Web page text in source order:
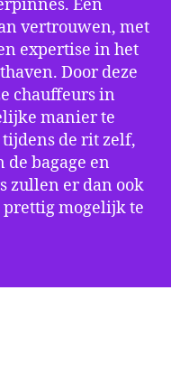
Een
vertrouwen, met
expertise in het
Door deze
chauffeurs in
manier te
de rit zelf,
bagage en
zullen er dan ook
prettig mogelijk te